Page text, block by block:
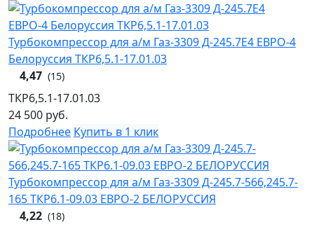
Турбокомпрессор для а/м Газ-3309 Д-245.7Е4 ЕВРО-4
Белоруссия ТКР6,5.1-17.01.03
4,47 (15)
ТКР6,5.1-17.01.03
24 500 руб.
Подробнее Купить в 1 клик
Турбокомпрессор для а/м Газ-3309 Д-245.7-566,245.7-
165 ТКР6.1-09.03 ЕВРО-2 БЕЛОРУССИЯ
4,22 (18)